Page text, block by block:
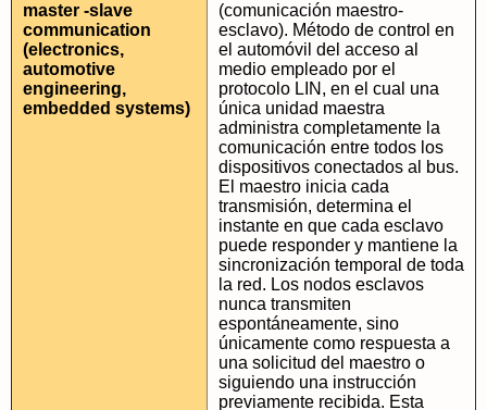
master -slave
communication
(electronics,
automotive
engineering,
embedded systems)
(comunicación maestro-
esclavo). Método de control en
el automóvil del acceso al
medio empleado por el
protocolo LIN, en el cual una
única unidad maestra
administra completamente la
comunicación entre todos los
dispositivos conectados al bus.
El maestro inicia cada
transmisión, determina el
instante en que cada esclavo
puede responder y mantiene la
sincronización temporal de toda
la red. Los nodos esclavos
nunca transmiten
espontáneamente, sino
únicamente como respuesta a
una solicitud del maestro o
siguiendo una instrucción
previamente recibida. Esta